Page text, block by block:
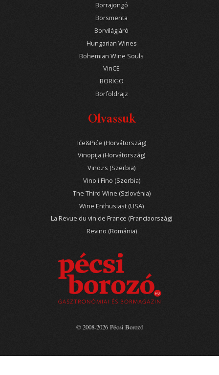
Borrajongó
Borsmenta
Borvilágjáró
Hungarian Wines
Bohemian Wine Souls
VinCE
BORIGO
Borföldrajz
Olvassuk
Iće&Piće (Horvátország)
Vinopija (Horvátország)
Vino.rs (Szerbia)
Vino i Fino (Szerbia)
The Third Wine (Szlovénia)
Wine Enthusiast (USA)
La Revue du vin de France (Franciaország)
Revino (Románia)
© 2008-2026 Pécsi Borozó